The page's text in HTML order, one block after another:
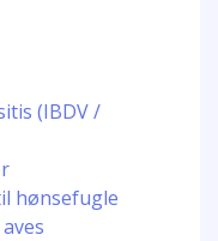
(IBDV /
hønsefugle